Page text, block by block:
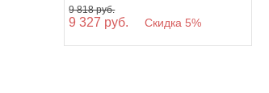
9 818 руб.
9 327 руб. Скидка 5%